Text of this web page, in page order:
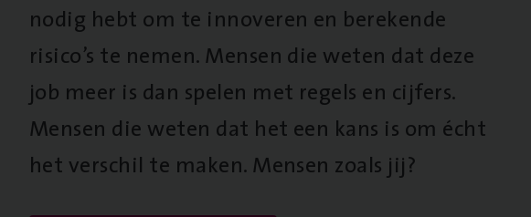
nodig hebt om te innoveren en berekende
risico’s te nemen. Mensen die weten dat deze
job meer is dan spelen met regels en cijfers.
Mensen die weten dat het een kans is om écht
het verschil te maken. Mensen zoals jij?